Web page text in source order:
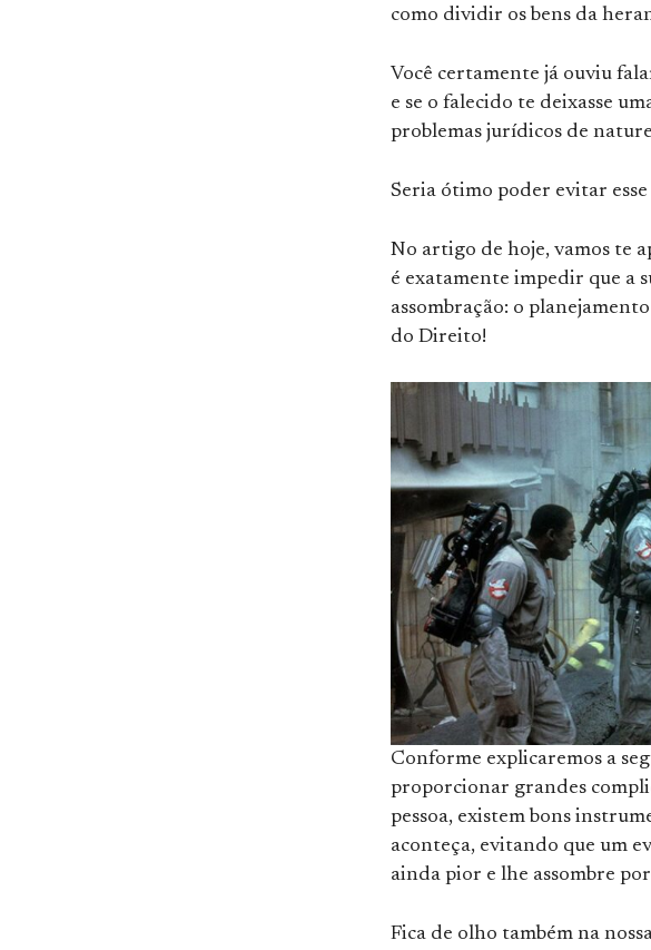
como dividir os bens da
Você certamente já ouviu
e se o falecido te deixasse
problemas jurídicos de
Seria ótimo poder evitar
No artigo de hoje, vamos te
é exatamente impedir que a
assombração: o
do Direito!
Conforme explicaremos a
proporcionar grandes
pessoa, existem bons
aconteça, evitando que um
ainda pior e lhe assombre
Fica de olho também na